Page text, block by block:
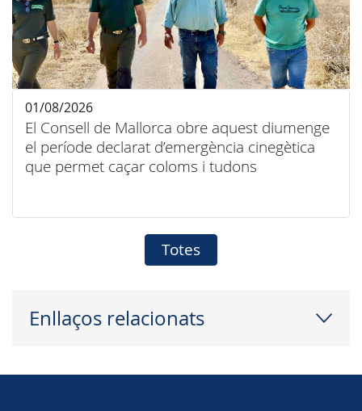
El Consell de Mallorca obre aquest diumenge
el període declarat d’emergència cinegètica
que permet caçar coloms i tudons
01/08/2026
Totes
Enllaços relacionats